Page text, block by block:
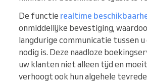
De functie realtime
onmiddellijke bevestiging,
langdurige communicatie tussen u
nodig is. Deze naadloze
uw klanten niet alleen tijd en
verhoogt ook hun algehele